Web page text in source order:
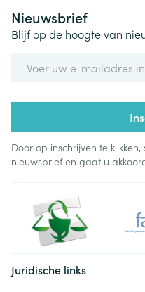
Nieuwsbrief
Blijf op de hoogte van
Door op inschrijven te
nieuwsbrief en gaat u
Juridische links